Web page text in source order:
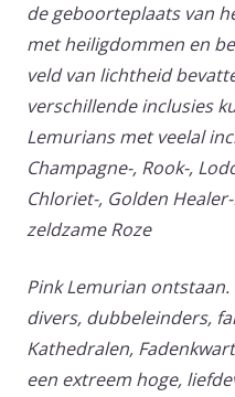
de geboorteplaats van
met heiligdommen en
veld van lichtheid
verschillende inclusies
Lemurians met veelal
Champagne-, Rook-,
Chloriet-, Golden
zeldzame Roze
Pink Lemurian ontstaan.
divers, dubbeleinders,
Kathedralen,
een extreem hoge,